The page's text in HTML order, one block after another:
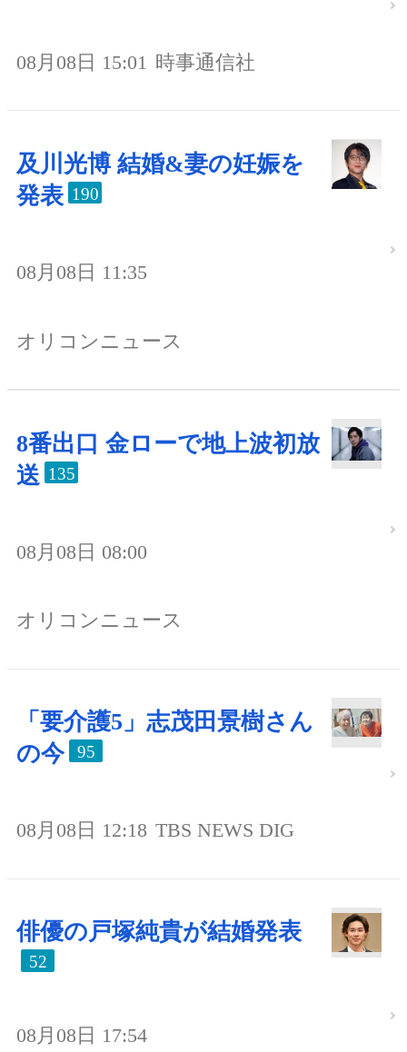
08月08日 15:01 時事通信社
及川光博 結婚&妻の妊娠を
発表 190
08月08日 11:35
オリコンニュース
8番出口 金ローで地上波初放
送 135
08月08日 08:00
オリコンニュース
「要介護5」志茂田景樹さん
の今
95
08月08日 12:18 TBS NEWS DIG
俳優の戸塚純貴が結婚発表
52
08月08日 17:54